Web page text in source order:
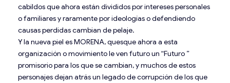
cabildos que ahora están divididos por intereses personales
o familiares y raramente por ideologías o defendiendo
causas perdidas cambian de pelaje.
Y la nueva piel es MORENA, quesque ahora a esta
organización o movimiento le ven futuro un “Futuro ”
promisorio para los que se cambian, y muchos de estos
personajes dejan atrás un legado de corrupción de los que